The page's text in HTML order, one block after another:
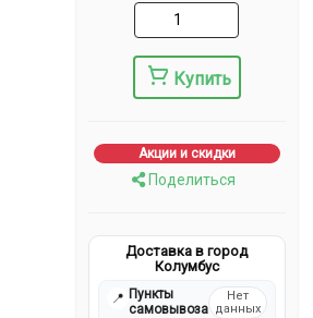
Купить
Акции и скидки
Поделиться
Доставка в город
Колумбус
📍 Пункты
самовывоза
Нет
данных